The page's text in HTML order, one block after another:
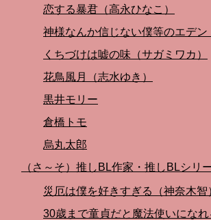
恋する暴君（高永ひなこ）
神様なんか信じない僕等のエデン
くちづけは嘘の味（サガミワカ）
花鳥風月（志水ゆき）
黒井モリー
倉橋トモ
烏丸太郎
（さ～そ）推しBL作家・推しBLシリ
災厄は僕を好きすぎる（神奈木智
30歳まで童貞だと魔法使いにな